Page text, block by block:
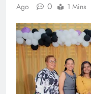
Ago
0 1 Mins